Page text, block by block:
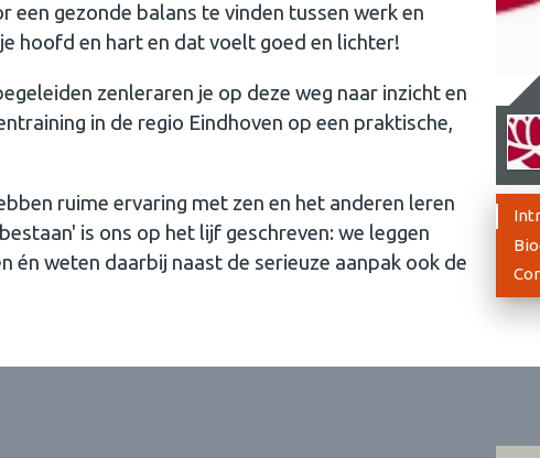
gezonde balans te vinden tussen werk en
hoofd en hart en dat voelt goed en lichter!
zenleraren je op deze weg naar inzicht en
in de regio Eindhoven op een praktische,
ruime ervaring met zen en het anderen leren
is ons op het lijf geschreven: we leggen
én weten daarbij naast de serieuze aanpak ook de